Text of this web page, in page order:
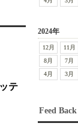
テ
2024年
12月 11月
8月
7月
4月
3月
Feed Back